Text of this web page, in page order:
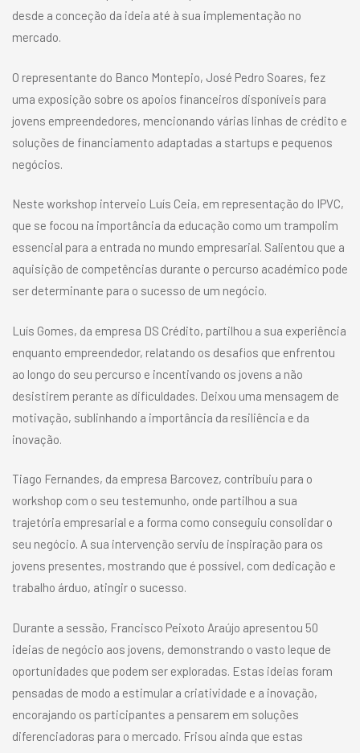
desde a conceção da ideia até à sua implementação no
mercado.
O representante do Banco Montepio, José Pedro Soares, fez
uma exposição sobre os apoios financeiros disponíveis para
jovens empreendedores, mencionando várias linhas de crédito e
soluções de financiamento adaptadas a startups e pequenos
negócios.
Neste workshop interveio Luís Ceia, em representação do IPVC,
que se focou na importância da educação como um trampolim
essencial para a entrada no mundo empresarial. Salientou que a
aquisição de competências durante o percurso académico pode
ser determinante para o sucesso de um negócio.
Luís Gomes, da empresa DS Crédito, partilhou a sua experiência
enquanto empreendedor, relatando os desafios que enfrentou
ao longo do seu percurso e incentivando os jovens a não
desistirem perante as dificuldades. Deixou uma mensagem de
motivação, sublinhando a importância da resiliência e da
inovação.
Tiago Fernandes, da empresa Barcovez, contribuiu para o
workshop com o seu testemunho, onde partilhou a sua
trajetória empresarial e a forma como conseguiu consolidar o
seu negócio. A sua intervenção serviu de inspiração para os
jovens presentes, mostrando que é possível, com dedicação e
trabalho árduo, atingir o sucesso.
Durante a sessão, Francisco Peixoto Araújo apresentou 50
ideias de negócio aos jovens, demonstrando o vasto leque de
oportunidades que podem ser exploradas. Estas ideias foram
pensadas de modo a estimular a criatividade e a inovação,
encorajando os participantes a pensarem em soluções
diferenciadoras para o mercado. Frisou ainda que estas